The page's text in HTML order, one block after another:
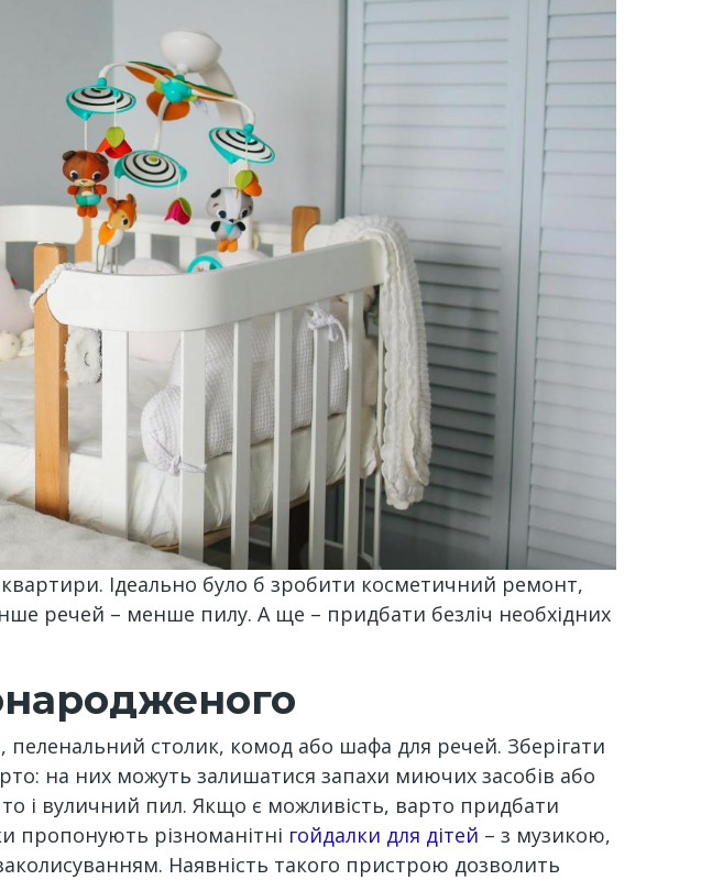
Ідеально було б зробити косметичний ремонт,
речей – менше пилу. А ще – придбати безліч необхідних
столик, комод або шафа для речей. Зберігати
на них можуть залишатися запахи миючих засобів або
і вуличний пил. Якщо є можливість, варто придбати
пропонують різноманітні гойдалки для дітей – з музикою,
Наявність такого пристрою дозволить